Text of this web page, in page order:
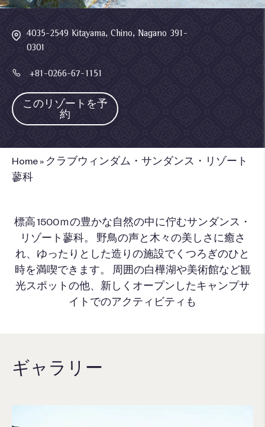
4035-2549 Kitayama, Chino, Nagano 391-
0301
+81-0266-67-1151
このリゾートを予
約
Home » クラブウィンダム・サンダンス・リゾート
蓼科
標高 1500ｍの豊かな自然の中に佇むサンダンス・
リゾート蓼科。 野鳥の声と木々の美しさに癒さ
れ、ゆったりとした造りの施設でくつろぎのひと
時を満喫できます。 周囲の白樺湖や美術館など観
光スポットの他、新しくオープンしたキャンプサ
イトでのアクティビティも
ギャラリー